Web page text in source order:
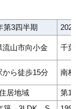
第3四半期
流山市向小金 千
から徒歩15分 南
居地域 第1